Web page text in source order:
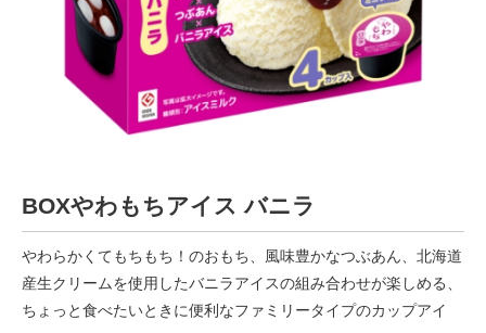
BOXやわもちアイス バニラ
やわらかくてもちもち！のおもち、風味豊かなつぶあん、北海道
産生クリームを使用したバニラアイスの組み合わせが楽しめる、
ちょっと食べたいときに便利なファミリータイプのカップアイ